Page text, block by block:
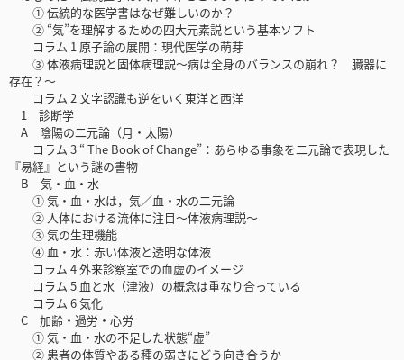
① 伝統的な医学書はなぜ難しいのか？
② “気”を理解するための四大元素説という基本ソフト
コラム 1 原子論の展開：現代医学の萌芽
③ 体液病理説と固体病理説～病は全身のバランスの崩れ？ 臓器に
存在？～
コラム 2 文字認識も逆をいく東洋と西洋
1 診断学
A 陰陽の二元論（月・太陽）
コラム 3 “ The Book of Change”：あらゆる事象を二元論で表現した
『易経』という謎の書物
B 気・血・水
① 気・血・水は，気／血・水の二元論
② 人体における流体に注目～体液病理説～
③ 気の生理機能
④ 血・水：赤い体液と透明な体液
コラム 4 外来診察室での血虚のイメージ
コラム 5 血と水（津液）の概念は重なり合っている
コラム 6 気化
C 加齢・過労・心労
① 気・血・水の不足した状態“虚”
② 患者の体質やある種の弱さにどう向き合うか